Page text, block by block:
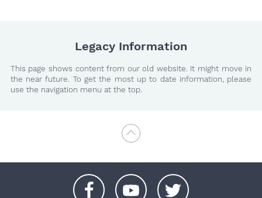
Legacy Information
This page shows content from our old website. It might move in
the near future. To get the most up to date information, please
use the navigation menu at the top.